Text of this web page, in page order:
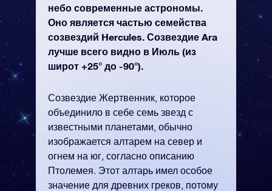
небо современные астрономы.
Оно является частью семейства
созвездий Hercules. Созвездие Ara
лучше всего видно в Июль (из
широт +25° до -90°).
Созвездие Жертвенник, которое
объединило в себе семь звезд с
известными планетами, обычно
изображается алтарем на север и
огнем на юг, согласно описанию
Птолемея. Этот алтарь имел особое
значение для древних греков, потому